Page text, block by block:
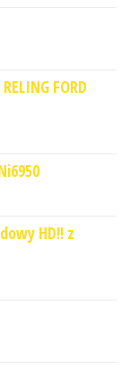
FORD
HD!! z